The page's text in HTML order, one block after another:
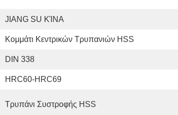
JIANG SU ΚΊΝΑ
Κομμάτι Κεντρικών Τρυπανιών HSS
DIN 338
HRC60-HRC69
Τρυπάνι Συστροφής HSS